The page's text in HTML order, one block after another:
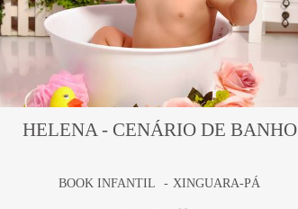
HELENA - CENÁRIO DE BANHO
BOOK INFANTIL XINGUARA-PÁ